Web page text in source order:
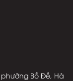
Bồ Đề, Hà